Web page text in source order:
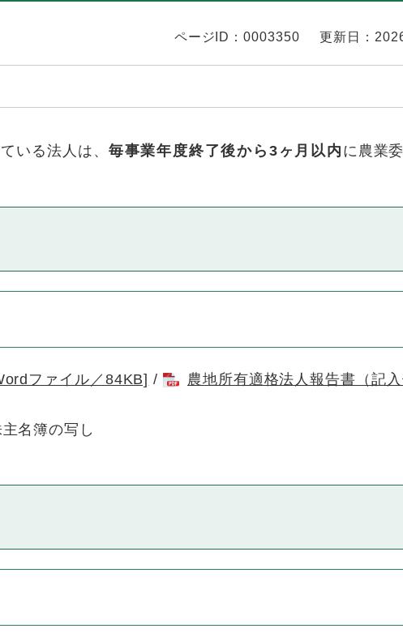
ページID：0003350 更新日：
いる法人は、 毎事業年度終了後から3ヶ月以内 に農業
ファイル／84KB] /
農地所有適格法人報告書（記
名簿の写し